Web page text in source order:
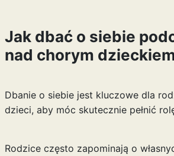
Jak dbać o siebie
nad chorym
Dbanie o siebie jest kluczowe dla
dzieci, aby móc skutecznie pełnić
Rodzice często zapominają o